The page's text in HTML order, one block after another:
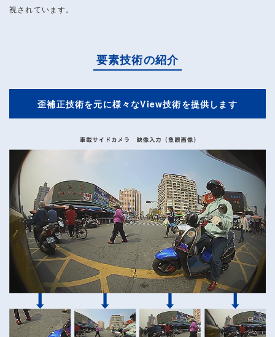
視されています。
要素技術の紹介
歪補正技術を元に様々なView技術を提供します